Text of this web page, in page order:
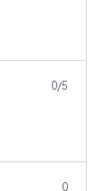
0/5
0